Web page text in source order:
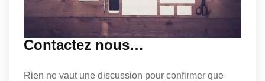
Contactez nous…
Rien ne vaut une discussion pour confirmer que